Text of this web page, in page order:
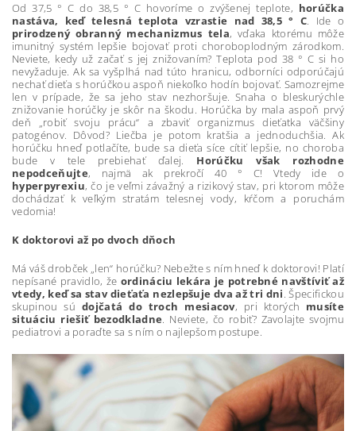
Od 37,5 ° C do 38,5 ° C hovoríme o zvýšenej teplote, horúčka
nastáva, keď telesná teplota vzrastie nad 38,5 ° C. Ide o
prirodzený obranný mechanizmus tela, vďaka ktorému môže
imunitný systém lepšie bojovať proti choroboplodným zárodkom.
Neviete, kedy už začať s jej znižovaním? Teplota pod 38 ° C si ho
nevyžaduje. Ak sa vyšplhá nad túto hranicu, odborníci odporúčajú
nechať dieťa s horúčkou aspoň niekoľko hodín bojovať. Samozrejme
len v prípade, že sa jeho stav nezhoršuje. Snaha o bleskurýchle
znižovanie horúčky je skôr na škodu. Horúčka by mala aspoň prvý
deň „robiť svoju prácu“ a zbaviť organizmus dieťatka väčšiny
patogénov. Dôvod? Liečba je potom kratšia a jednoduchšia. Ak
horúčku hneď potlačíte, bude sa dieťa síce cítiť lepšie, no choroba
bude v tele prebiehať ďalej. Horúčku však rozhodne
nepodceňujte, najmä ak prekročí 40 ° C! Vtedy ide o
hyperpyrexiu, čo je veľmi závažný a rizikový stav, pri ktorom môže
dochádzať k veľkým stratám telesnej vody, kŕčom a poruchám
vedomia!
K doktorovi až po dvoch dňoch
Má váš drobček „len“ horúčku? Nebežte s ním hneď k doktorovi! Platí
nepísané pravidlo, že ordináciu lekára je potrebné navštíviť až
vtedy, keď sa stav dieťaťa nezlepšuje dva až tri dni. Špecifickou
skupinou súdojčatá do troch mesiacov, pri ktorých musíte
situáciu riešiť bezodkladne. Neviete, čo robiť? Zavolajte svojmu
pediatrovi a poraďte sa s ním o najlepšom postupe.